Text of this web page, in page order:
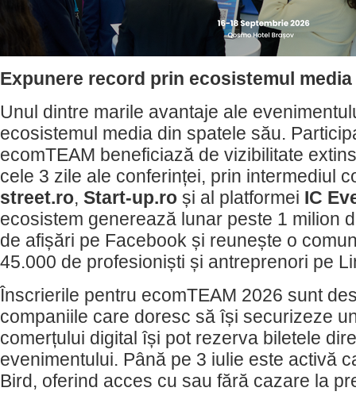
Expunere record prin ecosistemul media
Unul dintre marile avantaje ale
ecosistemul media din spatele său.
ecomTEAM beneficiază de vizibilitate
cele 3 zile ale conferinței, prin intermediul
street.ro, Start-up.ro și al platformei IC
ecosistem generează lunar peste 1 milion
de afișări pe Facebook și reunește o
45.000 de profesioniști și antreprenori pe
Înscrierile pentru ecomTEAM 2026 sunt
companiile care doresc să își securizeze
comerțului digital își pot rezerva biletele
evenimentului. Până pe 3 iulie este activă
Bird, oferind acces cu sau fără cazare la